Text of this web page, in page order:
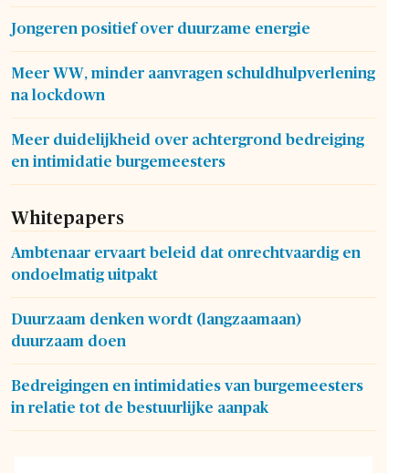
Jongeren positief over duurzame energie
Meer WW, minder aanvragen schuldhulpverlening
na lockdown
Meer duidelijkheid over achtergrond bedreiging
en intimidatie burgemeesters
Whitepapers
Ambtenaar ervaart beleid dat onrechtvaardig en
ondoelmatig uitpakt
Duurzaam denken wordt (langzaamaan)
duurzaam doen
Bedreigingen en intimidaties van burgemeesters
in relatie tot de bestuurlijke aanpak